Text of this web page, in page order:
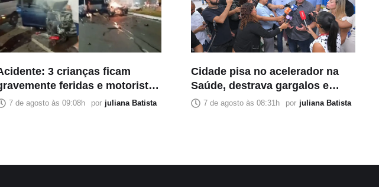
3 crianças ficam
feridas e motorista
app morre na Avenida do
7 de agosto às 09:08h por juliana Batista
Cidade pisa no acelerador na
Saúde, destrava gargalos e
começa a imprimir sua marca
7 de agosto às 08:31h por juliana Batista